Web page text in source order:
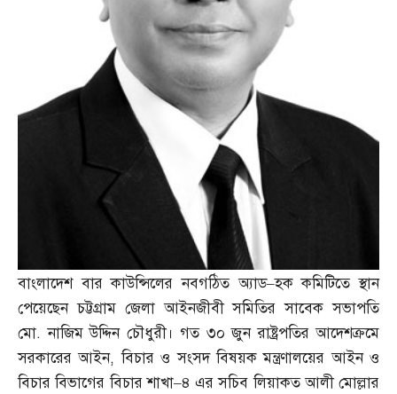
বাংলাদেশ বার কাউন্সিলের নবগঠিত অ্যাড–হক কমিটিতে স্থান
পেয়েছেন চট্টগ্রাম জেলা আইনজীবী সমিতির সাবেক সভাপতি
মো.নাজিম উদ্দিন চৌধুরী। গত ৩০ জুন রাষ্ট্রপতির আদেশক্রমে
সরকারের আইন,বিচার ও সংসদ বিষয়ক মন্ত্রণালয়ের আইন ও
বিচার বিভাগের বিচার শাখা–৪ এর সচিব লিয়াকত আলী মোল্লার